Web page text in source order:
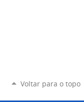
Voltar para o topo